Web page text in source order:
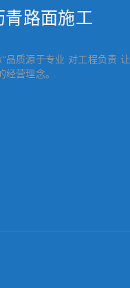
青路面施工
品质源于专业 对工程负责 让
经营理念。